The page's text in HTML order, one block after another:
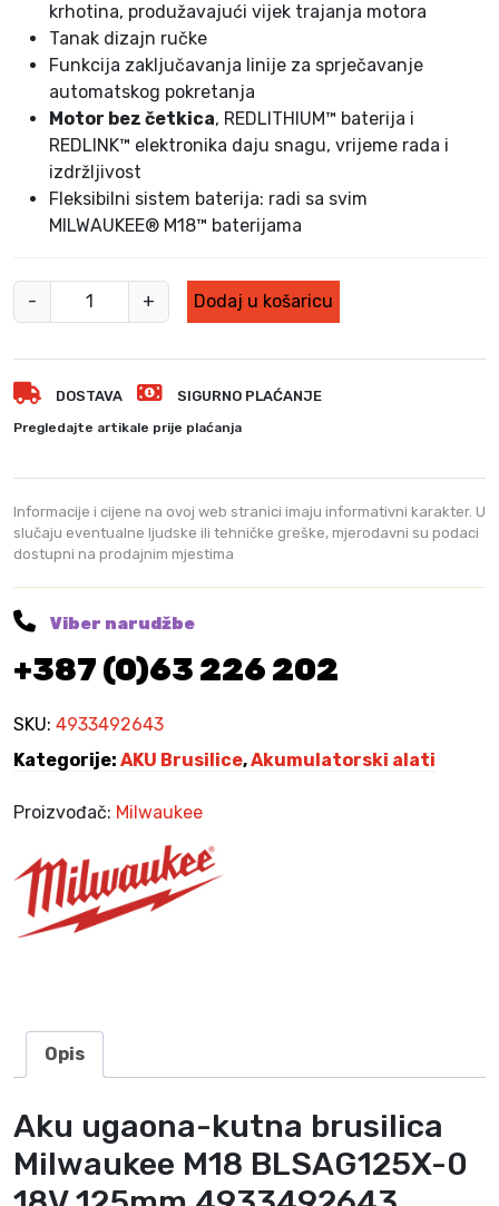
a
b
i
l
a
3
7
,
K
M
.
n
j
:
,
0
K
.
krhotina, produžavajući vijek trajanja motora
Tanak dizajn ručke
Funkcija zaključavanja linije za sprječavanje
automatskog pokretanja
Motor bez četkica, REDLITHIUM™ baterija i
REDLINK™ elektronika daju snagu, vrijeme rada i
izdržljivost
Fleksibilni sistem baterija: radi sa svim
MILWAUKEE® M18™ baterijama
-
k
u
t
a
b
r
u
s
i
i
a
i
l
u
e
S
A
G
1
+ Dodaj u košaricu
DOSTAVA SIGURNO PLAĆANJE
Pregledajte artikale prije plaćanja
Informacije i cijene na ovoj web stranici imaju informativni karakter. U
slučaju eventualne ljudske ili tehničke greške, mjerodavni su podaci
dostupni na prodajnim mjestima
Viber narudžbe
+387 (0)63 226 202
SKU: 4933492643
Kategorije: AKU Brusilice,Akumulatorski alati
Proizvođač: Milwaukee
Opis
Aku ugaona-kutna brusilica
Milwaukee M18 BLSAG125X-0